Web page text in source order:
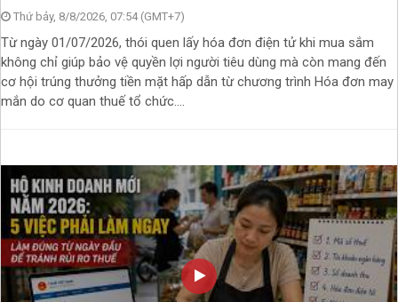
Thứ bảy, 8/8/2026, 07:54 (GMT+7)
Từ ngày 01/07/2026, thói quen lấy hóa đơn điện tử khi mua sắm
không chỉ giúp bảo vệ quyền lợi người tiêu dùng mà còn mang đến
cơ hội trúng thưởng tiền mặt hấp dẫn từ chương trình Hóa đơn may
mắn do cơ quan thuế tổ chức....